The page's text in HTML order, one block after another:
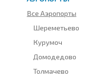
Все Аэропорты
Шереметьево
Курумоч
Домодедово
Толмачево